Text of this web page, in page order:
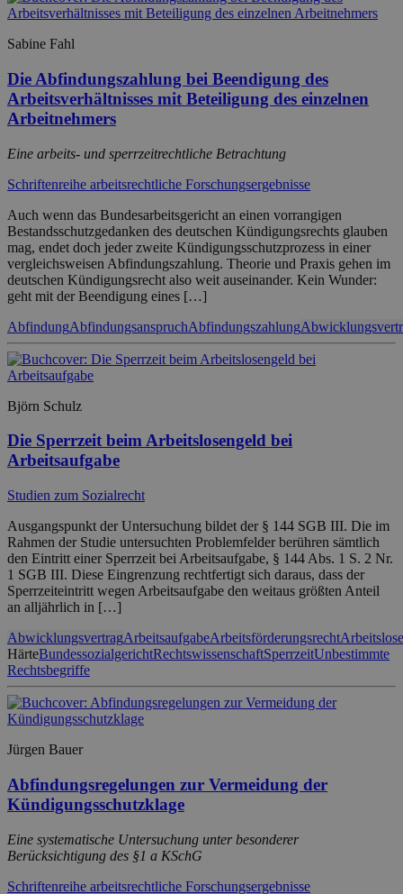
Sabine Fahl
Die Abfindungszahlung bei Beendigung des
Arbeitsverhältnisses mit Beteiligung des einzelnen
Arbeitnehmers
Eine arbeits- und sperrzeitrechtliche Betrachtung
Schriftenreihe arbeitsrechtliche Forschungsergebnisse
Auch wenn das Bundesarbeitsgericht an einen vorrangigen
Bestandsschutzgedanken des deutschen Kündigungsrechts glauben
mag, endet doch jeder zweite Kündigungsschutzprozess in einer
vergleichsweisen Abfindungszahlung. Theorie und Praxis gehen im
deutschen Kündigungsrecht also weit auseinander. Kein Wunder:
geht mit der Beendigung eines […]
AbfindungAbfindungsanspruchAbfindungszahlung
Björn Schulz
Die Sperrzeit beim Arbeitslosengeld bei
Arbeitsaufgabe
Studien zum Sozialrecht
Ausgangspunkt der Untersuchung bildet der § 144 SGB III. Die im
Rahmen der Studie untersuchten Problemfelder berühren sämtlich
den Eintritt einer Sperrzeit bei Arbeitsaufgabe, § 144 Abs. 1 S. 2 Nr.
1 SGB III. Diese Eingrenzung rechtfertigt sich daraus, dass der
Sperrzeiteintritt wegen Arbeitsaufgabe den weitaus größten Anteil
an alljährlich in […]
AbwicklungsvertragArbeitsaufgabeArbeitsförderungsrecht
HärteBundessozialgerichtRechtswissenschaftSperrzeitUnbestimmte
Rechtsbegriffe
Jürgen Bauer
Abfindungsregelungen zur Vermeidung der
Kündigungsschutzklage
Eine systematische Untersuchung unter besonderer
Berücksichtigung des §1 a KSchG
Schriftenreihe arbeitsrechtliche Forschungsergebnisse